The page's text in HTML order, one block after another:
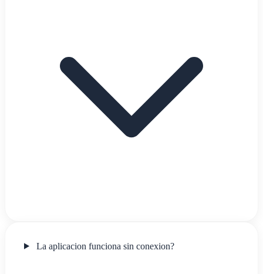
La aplicacion funciona sin conexion?